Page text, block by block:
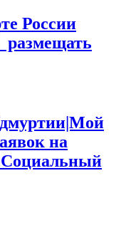
России
размещать
на